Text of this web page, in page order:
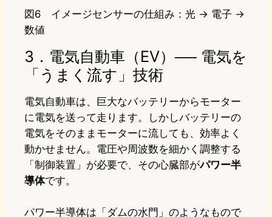
図6 イメージセンサーの仕組み：光 → 電子 →
数値
3．電気自動車（EV）── 電気を
「うまく流す」技術
電気自動車は、巨大なバッテリーからモーター
に電気を送って走ります。しかしバッテリーの
電気をそのままモーターに流しても、効率よく
動かせません。電圧や周波数を細かく調整する
「制御装置」が必要で、その心臓部がパワー半
導体です。
パワー半導体は「ダムの水門」のようなもので